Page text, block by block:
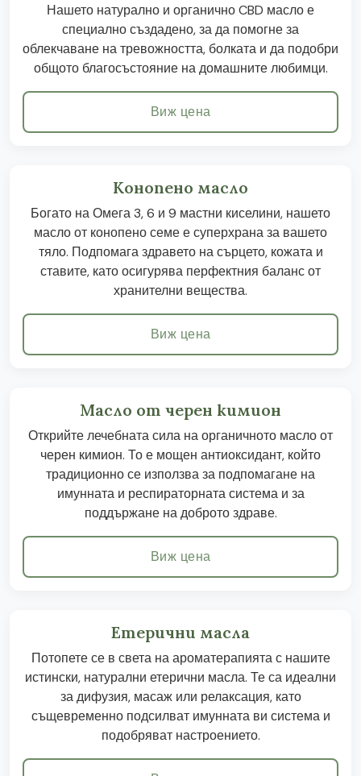
Нашето натурално и органично CBD масло е
специално създадено, за да помогне за
облекчаване на тревожността, болката и да подобри
общото благосъстояние на домашните любимци.
Виж цена
Конопено масло
Богато на Омега 3, 6 и 9 мастни киселини, нашето
масло от конопено семе е суперхрана за вашето
тяло. Подпомага здравето на сърцето, кожата и
ставите, като осигурява перфектния баланс от
хранителни вещества.
Виж цена
Масло от черен кимион
Открийте лечебната сила на органичното масло от
черен кимион. То е мощен антиоксидант, който
традиционно се използва за подпомагане на
имунната и респираторната система и за
поддържане на доброто здраве.
Виж цена
Етерични масла
Потопете се в света на ароматерапията с нашите
истински, натурални етерични масла. Те са идеални
за дифузия, масаж или релаксация, като
същевременно подсилват имунната ви система и
подобряват настроението.